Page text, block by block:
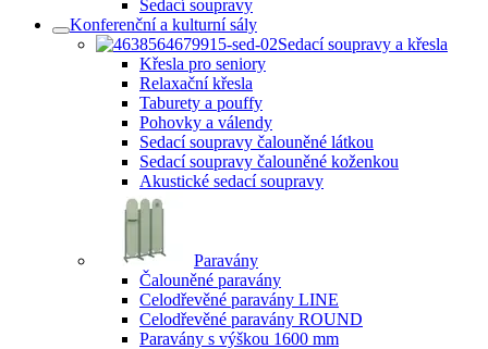
Sedací soupravy
Konferenční a kulturní sály
Sedací soupravy a křesla
Křesla pro seniory
Relaxační křesla
Taburety a pouffy
Pohovky a válendy
Sedací soupravy čalouněné látkou
Sedací soupravy čalouněné koženkou
Akustické sedací soupravy
Paravány
Čalouněné paravány
Celodřevěné paravány LINE
Celodřevěné paravány ROUND
Paravány s výškou 1600 mm